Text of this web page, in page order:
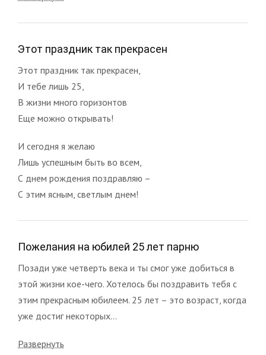
Этот праздник так прекрасен
Этот праздник так прекрасен,
И тебе лишь 25,
В жизни много горизонтов
Еще можно открывать!
И сегодня я желаю
Лишь успешным быть во всем,
С днем рождения поздравляю –
С этим ясным, светлым днем!
Пожелания на юбилей 25 лет парню
Позади уже четверть века и ты смог уже добиться в
этой жизни кое-чего. Хотелось бы поздравить тебя с
этим прекрасным юбилеем. 25 лет – это возраст, когда
уже достиг некоторых...
Развернуть